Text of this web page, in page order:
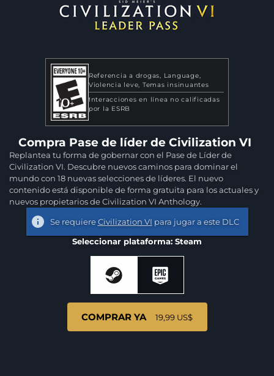
Referencia a drogas
Language
Violencia leve Temas insinuantes
Interacciones en línea no calificadas
por la ESRB
Compra Pase de líder de Civilization VI
Replantea tu forma de gobernar con el Pase de Líder de
Civilization VI. Descubre nuevos caminos para dominar el
mundo con 18 nuevas selecciones de líderes. El nuevo
contenido está disponible de forma gratuita para los actuales y
nuevos propietarios de Civilization VI Anthology.
Se requiereCivilization VI para jugar a este DLC
Seleccionar plataforma: Steam
COMPRAR YA 19,99 US$